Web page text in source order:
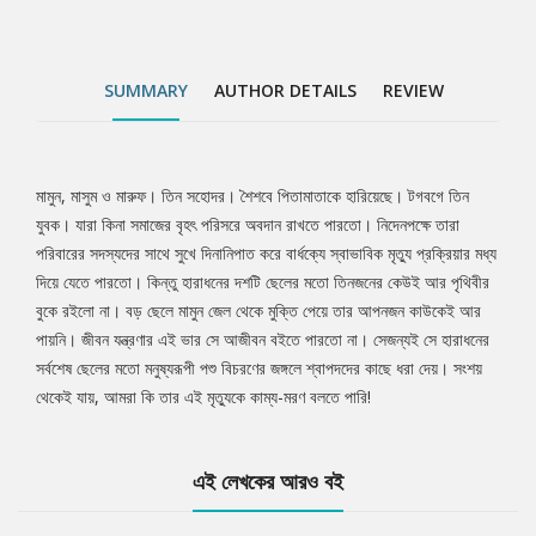
SUMMARY AUTHOR DETAILS REVIEW
Tab
Article
মামুন, মাসুম ও মারুফ। তিন সহোদর। শৈশবে পিতামাতাকে হারিয়েছে। টগবগে তিন
যুবক। যারা কিনা সমাজের বৃহৎ পরিসরে অবদান রাখতে পারতো। নিদেনপক্ষে তারা
পরিবারের সদস্যদের সাথে সুখে দিনানিপাত করে বার্ধক্যে স্বাভাবিক মৃত্যু প্রক্রিয়ার মধ্য
দিয়ে যেতে পারতো। কিন্তু হারাধনের দশটি ছেলের মতো তিনজনের কেউই আর পৃথিবীর
বুকে রইলো না। বড় ছেলে মামুন জেল থেকে মুক্তি পেয়ে তার আপনজন কাউকেই আর
পায়নি। জীবন যন্ত্রণার এই ভার সে আজীবন বইতে পারতো না। সেজন্যই সে হারাধনের
সর্বশেষ ছেলের মতো মনুষ্যরূপী পশু বিচরণের জঙ্গলে শ্বাপদদের কাছে ধরা দেয়। সংশয়
থেকেই যায়, আমরা কি তার এই মৃত্যুকে কাম্য-মরণ বলতে পারি!
এই লেখকের আরও বই